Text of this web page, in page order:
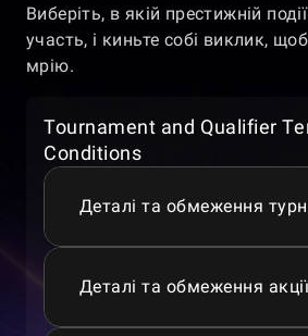
Виберіть, в якій престижній
участь, і киньте собі виклик,
мрію.
Tournament and Qualifier
Conditions
Деталі та обмеження
Гравці повинні бути віком
Деталі та обмеження акції